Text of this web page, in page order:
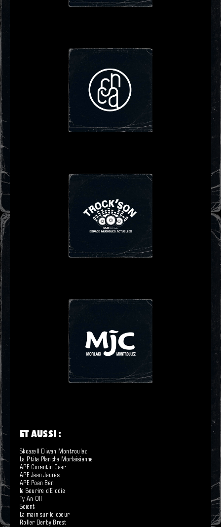
ET AUSSI :
Skoazell Diwan Montroulez
La P’tite Planche Morlaisienne
APE Corentin Caer
APE Jean Jaurès
APE Poan Ben
le Sourire d’Elodie
Ty An Oll
Scient
La main sur le coeur
Roller Derby Brest